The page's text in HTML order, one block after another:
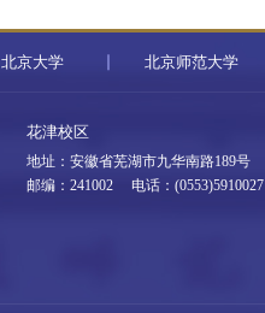
北京大学 北京师范大学
花津校区
地址：安徽省芜湖市九华南路189号
邮编：241002 电话：(0553)5910027